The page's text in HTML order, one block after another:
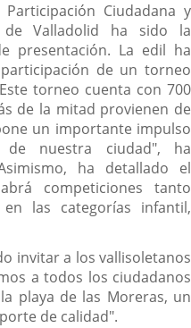
Ciudadana y
de Valladolid ha sido la
presentación. La edil ha
de un torneo
torneo cuenta con 700
de la mitad provienen de
un importante impulso
nuestra ciudad", ha
ha detallado el
competiciones tanto
las categorías infantil,
invitar a los vallisoletanos
a todos los ciudadanos
playa de las Moreras, un
de calidad".